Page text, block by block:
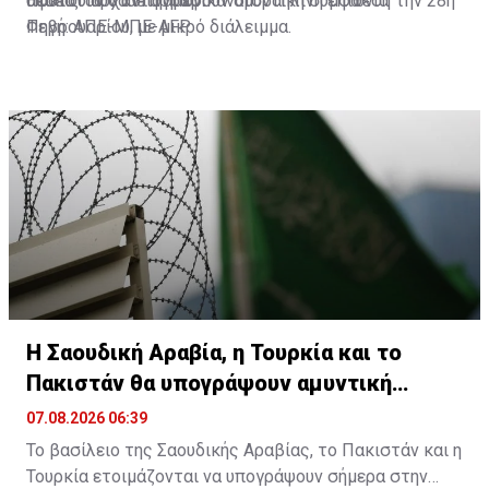
Φεβρουαρίου, με μικρό διάλειμμα.
Πηγή: ΑΠΕ-ΜΠΕ-AFP
Η Σαουδική Αραβία, η Τουρκία και το
Πακιστάν θα υπογράψουν αμυντική
συμφωνία
07.08.2026 06:39
Το βασίλειο της Σαουδικής Αραβίας, το Πακιστάν και η
Τουρκία ετοιμάζονται να υπογράψουν σήμερα στην